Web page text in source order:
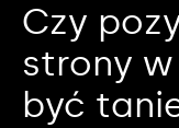
Czy
strony
być